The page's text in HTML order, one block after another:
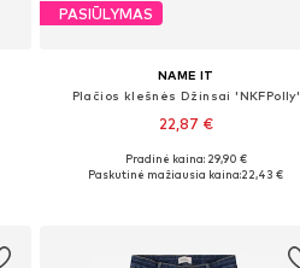
PASIŪLYMAS
NAME IT
Plačios klešnės Džinsai 'NKFPolly'
22,87 €
Yra daugybė dydžių
Pradinė kaina: 29,90 €
Paskutinė mažiausia kaina:22,43 €